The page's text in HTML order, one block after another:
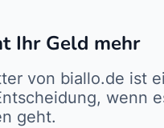
Ihr Geld mehr
von biallo.de ist
wenn
geht.